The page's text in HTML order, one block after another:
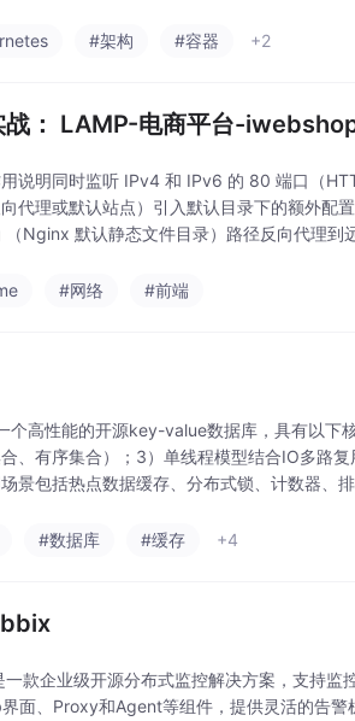
#架构 #容器 +2
战： LAMP-电商平台-
说明同时监听 IPv4 和 IPv6 的 80 端口（
代理或默认站点）引入默认目录下的额外配
（Nginx 默认静态文件目录）路径反向代理
#网络 #前端
个高性能的开源key-value数据库，具有以下
、有序集合）；3）单线程模型结合IO多路
景包括热点数据缓存、分布式锁、计数器、
#数据库 #缓存 +4
款企业级开源分布式监控解决方案，支持监
界面、Proxy和Agent等组件，提供灵活的告